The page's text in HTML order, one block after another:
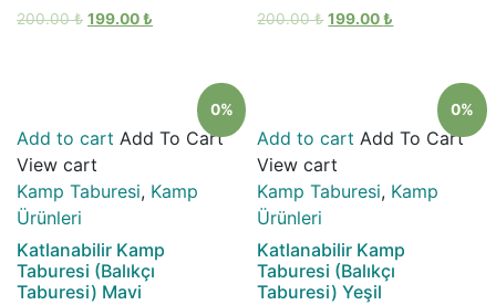
200.00₺ 199.00₺ 200.00₺ 199.00₺
0%
Add to cart Add To Cart
View cart
Kamp Taburesi, Kamp
Ürünleri
Katlanabilir Kamp
Taburesi (Balıkçı
Taburesi) Mavi
0%
Add to cart Add To Cart
View cart
Kamp Taburesi, Kamp
Ürünleri
Katlanabilir Kamp
Taburesi (Balıkçı
Taburesi) Yeşil